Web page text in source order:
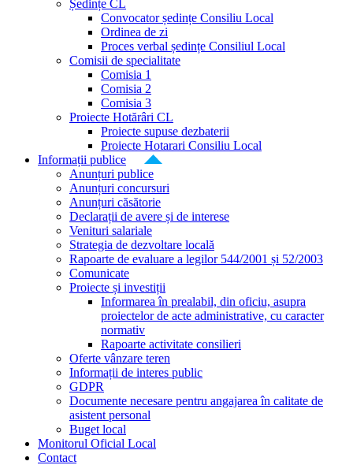
Ședințe CL
Convocator ședințe Consiliu Local
Ordinea de zi
Proces verbal ședințe Consiliul Local
Comisii de specialitate
Comisia 1
Comisia 2
Comisia 3
Proiecte Hotărâri CL
Proiecte supuse dezbaterii
Proiecte Hotarari Consiliu Local
Informații publice
Anunțuri publice
Anunțuri concursuri
Anunțuri căsătorie
Declarații de avere și de interese
Venituri salariale
Strategia de dezvoltare locală
Rapoarte de evaluare a legilor 544/2001 și 52/2003
Comunicate
Proiecte și investiții
Informarea în prealabil, din oficiu, asupra
proiectelor de acte administrative, cu caracter
normativ
Rapoarte activitate consilieri
Oferte vânzare teren
Informații de interes public
GDPR
Documente necesare pentru angajarea în calitate de
asistent personal
Buget local
Monitorul Oficial Local
Contact